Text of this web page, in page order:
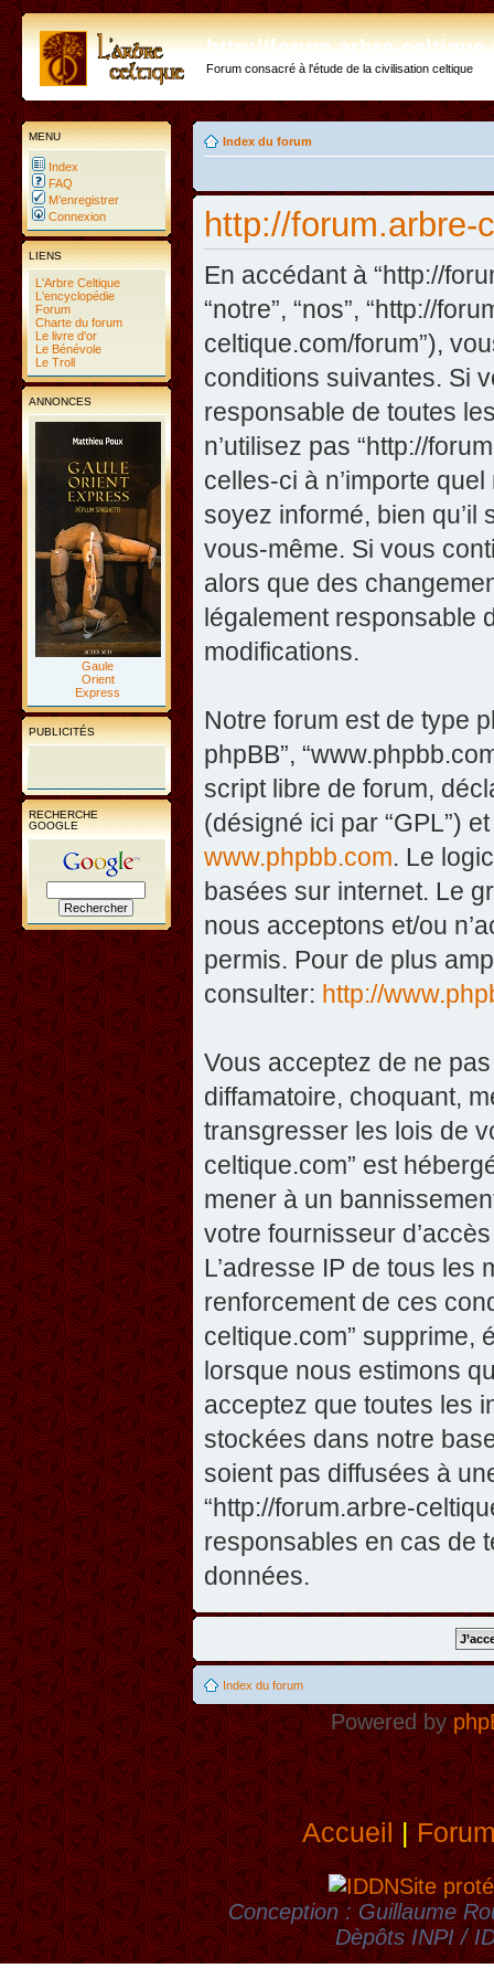
http://forum.arbre-
Forum consacré à l'étude de la civilisation celtique
MENU
Index
FAQ
M’enregistrer
Connexion
LIENS
L'Arbre Celtique
L'encyclopédie
Forum
Charte du forum
Le livre d'or
Le Bénévole
Le Troll
ANNONCES
Gaule
Orient
Express
PUBLICITÉS
RECHERCHE
GOOGLE
Index du forum
http://forum.arbre-
En accédant à “http://
“notre”, “nos”, “http://
celtique.com/forum”),
conditions suivantes. Si
responsable de toutes
n’utilisez pas “http://
celles-ci à n’importe
soyez informé, bien
vous-même. Si vous
alors que des
légalement responsable
modifications.
Notre forum est de type
phpBB”,
script libre de forum,
(désigné ici par “GPL”)
www.phpbb.com. Le
basées sur internet. Le
nous acceptons et/ou
permis. Pour de plus
consulter: http://
Vous acceptez de ne
diffamatoire, choquant,
transgresser les lois de
celtique.com” est
mener à un
votre fournisseur
L’adresse IP de tous
renforcement de ces
celtique.com” supprime,
lorsque nous estimons
acceptez que toutes les
stockées dans notre
soient pas diffusées à
“http://forum.arbre-
responsables en cas de
données.
Index du forum
Powered by
Accueil|
Site
Conception : Guillaume
Dèpôts INPI /